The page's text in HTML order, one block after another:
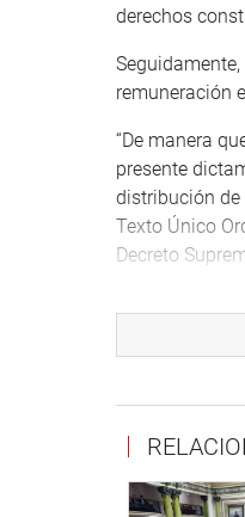
derechos
remuneración
“De manera
presente
distribución de
Texto Único
Decreto
trabajadores
del
También, se
Personas